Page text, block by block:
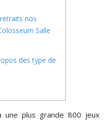
nos
Salle
des type de
une plus grande 800 jeux